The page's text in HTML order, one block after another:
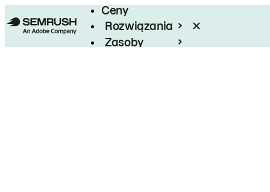
Ceny
Rozwiązania
Zasoby